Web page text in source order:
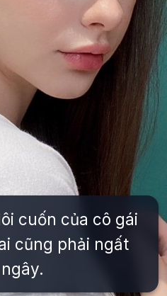
cuốn của cô gái
cũng phải ngất
ngây.